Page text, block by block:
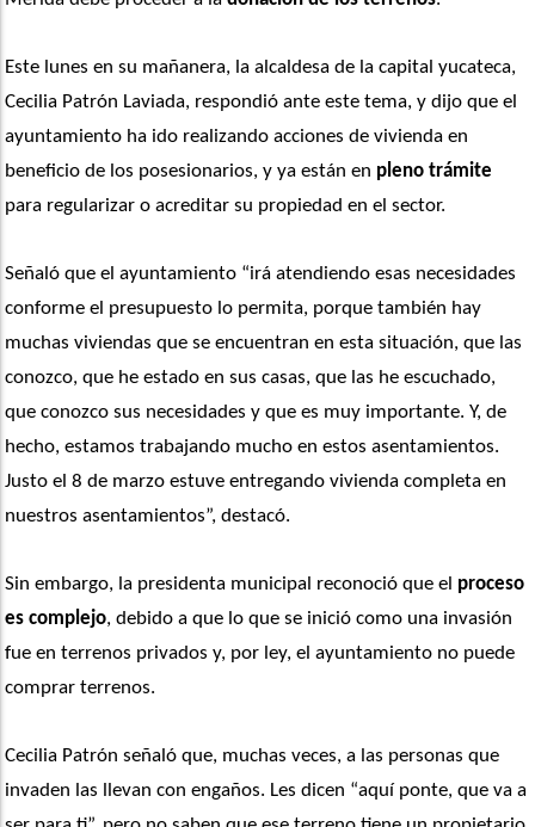
Este lunes en su mañanera, la alcaldesa de la capital yucateca,
Cecilia Patrón Laviada, respondió ante este tema, y dijo que el
ayuntamiento ha ido realizando acciones de vivienda en
beneficio de los posesionarios, y ya están en pleno trámite
para regularizar o acreditar su propiedad en el sector.
Señaló que el ayuntamiento “irá atendiendo esas necesidades
conforme el presupuesto lo permita, porque también hay
muchas viviendas que se encuentran en esta situación, que las
conozco, que he estado en sus casas, que las he escuchado,
que conozco sus necesidades y que es muy importante. Y, de
hecho, estamos trabajando mucho en estos asentamientos.
Justo el 8 de marzo estuve entregando vivienda completa en
nuestros asentamientos”, destacó.
Sin embargo, la presidenta municipal reconoció que el proceso
es complejo, debido a que lo que se inició como una invasión
fue en terrenos privados y, por ley, el ayuntamiento no puede
comprar terrenos.
Cecilia Patrón señaló que, muchas veces, a las personas que
invaden las llevan con engaños. Les dicen “aquí ponte, que va a